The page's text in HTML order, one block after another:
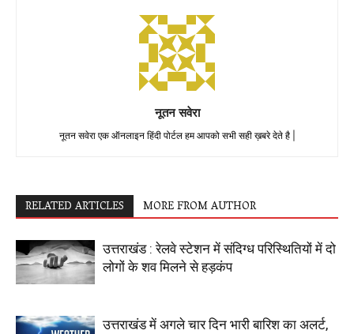
नूतन सवेरा
नूतन सवेरा एक ऑनलाइन हिंदी पोर्टल हम आपको सभी सही ख़बरे देते है |
RELATED ARTICLES MORE FROM AUTHOR
उत्तराखंड : रेलवे स्टेशन में संदिग्ध परिस्थितियों में दो
लोगों के शव मिलने से हड़कंप
उत्तराखंड में अगले चार दिन भारी बारिश का अलर्ट,